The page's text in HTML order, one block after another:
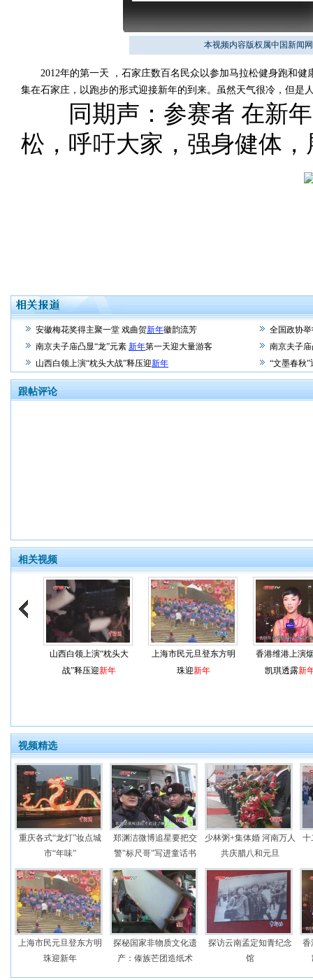
本视频内容版权属中国新闻
2012年的第一天 ，石家庄数百名民众以参加马拉松健身跑和健
集在石家庄，以跑步的形式迎接新年的到来。虽然天气很冷，但是
同期声：参赛者 在新年
松，呼吁大家，强身健体
安徽梅花奖得主聚一堂 戏曲贺新年徽韵流芳
全国政协
南京夫子庙凸显“龙”元素 新年第一天迎大量游客
南京夫子
山西白领上演“枕头大战”释压迎新年 “文墨春秋”
跟帖评论
相关视频
山西白领上演“枕头大
战”释压迎新年
上海市民元旦登东方明
珠迎新年
香港维港上演
凯琪透露新
视频精选
重庆各式“龙灯”妆点城
市“年味”
郑渊洁微博追星要把交
警"标尺哥"写进童话书
少林粥+集体婚 河南万人
共庆腊八和元旦
十
上海市民元旦登东方明
珠迎新年
探秘国家非物质文化遗
产：傣族芒团造纸术
探访云南孟定知青纪念
馆
香